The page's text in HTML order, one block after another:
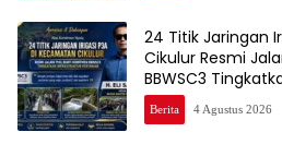
24 Titik Jaringan
Cikulur Resmi
BBWSC3
Berita 4 Agustus 2026